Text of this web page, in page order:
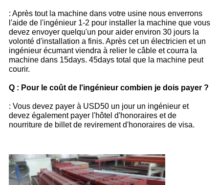
: Après tout la machine dans votre usine nous enverrons
l'aide de l'ingénieur 1-2 pour installer la machine que vous
devez envoyer quelqu'un pour aider environ 30 jours la
volonté d'installation a finis. Après cet un électricien et un
ingénieur écumant viendra à relier le câble et courra la
machine dans 15days. 45days total que la machine peut
courir.
Q : Pour le coût de l'ingénieur combien je dois payer ?
: Vous devez payer à USD50 un jour un ingénieur et
devez également payer l'hôtel d'honoraires et de
nourriture de billet de revirement d'honoraires de visa.